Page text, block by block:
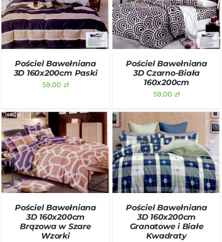
DODAJ DO KOSZYKA
/
SZCZEGÓŁY
Pościel Bawełniana
3D 160x200cm Paski
59,00 zł
DODAJ DO KOSZYKA
/
SZCZEGÓŁY
Pościel Bawełniana
3D Czarno-Biała
160x200cm
59,00 zł
DODAJ DO KOSZYKA
/
SZCZEGÓŁY
Pościel Bawełniana
3D 160x200cm
Brązowa w Szare
Wzorki
DODAJ DO KOSZYKA
/
SZCZEGÓŁY
Pościel Bawełniana
3D 160x200cm
Granatowe i Białe
Kwadraty